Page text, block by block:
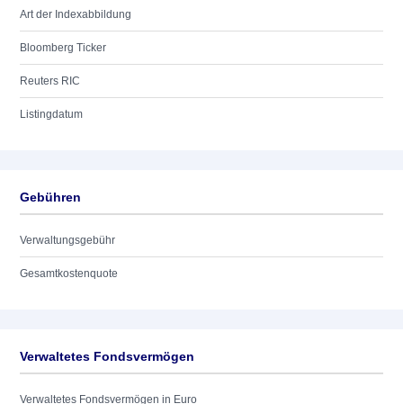
Art der Indexabbildung
Bloomberg Ticker
Reuters RIC
Listingdatum
Gebühren
Verwaltungsgebühr
Gesamtkostenquote
Verwaltetes Fondsvermögen
Verwaltetes Fondsvermögen in Euro